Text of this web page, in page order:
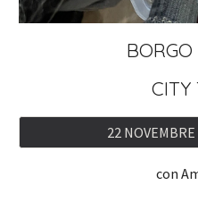
BORGO
CITY
22
con